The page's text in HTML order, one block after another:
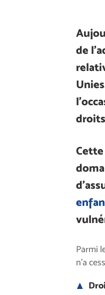
de
Cette
Parmi
n’a